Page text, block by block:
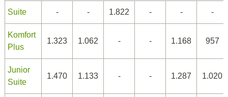
Suite - - 1.822 - - -
Komfort
Plus
1.323 1.062 - - 1.168 957
Junior
Suite
1.470 1.133 - - 1.287 1.020